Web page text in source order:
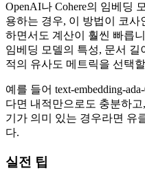
OpenAI나 Cohere의 임베딩
용하는 경우, 이 방법이 코
하면서도 계산이 훨씬 빠릅
임베딩 모델의 특성, 문서 길
적의 유사도 메트릭을 선택
예를 들어 text-embedding-
다면 내적만으로도 충분하
기가 의미 있는 경우라면 유
다.
실전 팁